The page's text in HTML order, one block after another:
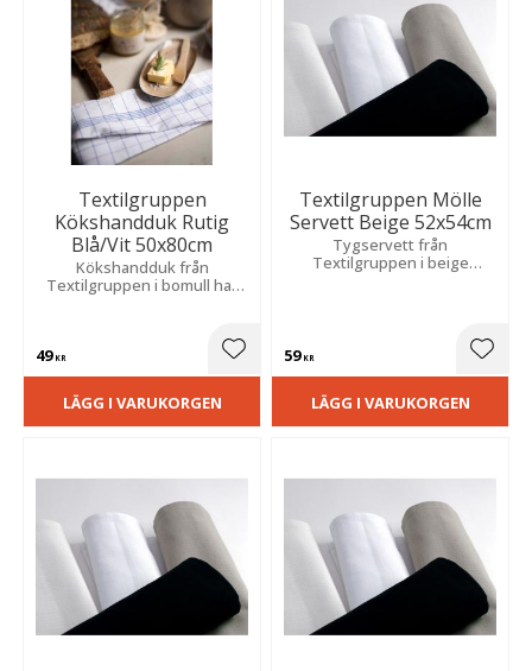
Textilgruppen
Kökshandduk Rutig
Blå/Vit 50x80cm
Kökshandduk från
Textilgruppen i bomull har
och fräsch känsla till ditt kök.
49KR Lägg till i favoriter
LÄGG I VARUKORGEN
Textilgruppen Mölle
Servett Beige 52x54cm
Tygservett från
Textilgruppen i beige
59KR
LÄGG I VARUKORGEN